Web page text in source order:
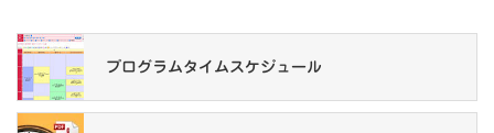
プログラムタイムスケジュール